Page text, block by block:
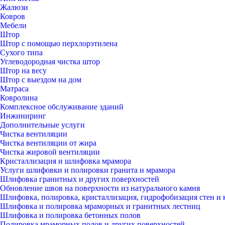
Жалюзи
Ковров
Мебели
Штор
Штор с помощью перхлорэтилена
Сухого типа
Углеводородная чистка штор
Штор на весу
Штор с выездом на дом
Матраса
Ковролина
Комплексное обслуживание зданий
Инжиниринг
Дополнительные услуги
Чистка вентиляции
Чистка вентиляции от жира
Чистка жировой вентиляции
Кристаллизация и шлифовка мрамора
Услуги шлифовки и полировки гранита и мрамора
Шлифовка гранитных и других поверхностей
Обновление швов на поверхности из натурального камня
Шлифовка, полировка, кристаллизация, гидрофобизация стен и
Шлифовка и полировка мраморных и гранитных лестниц
Шлифовка и полировка бетонных полов